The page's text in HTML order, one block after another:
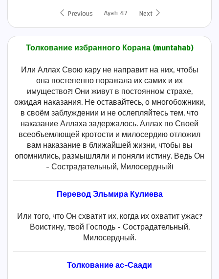
Previous
Ayah 47 Next
Толкование избранного Корана (muntahab)
Или Аллах Свою кару не направит на них, чтобы
она постепенно поражала их самих и их
имущество?! Они живут в постоянном страхе,
ожидая наказания. Не оставайтесь, о многобожники,
в своём заблуждении и не ослепляйтесь тем, что
наказание Аллаха задержалось. Аллах по Своей
всеобъемлющей кротости и милосердию отложил
вам наказание в ближайшей жизни, чтобы вы
опомнились, размышляли и поняли истину. Ведь Он
- Сострадательный, Милосердный!
Перевод Эльмира Кулиева
Или того, что Он схватит их, когда их охватит ужас?
Воистину, твой Господь - Сострадательный,
Милосердный.
Толкование ас-Саади